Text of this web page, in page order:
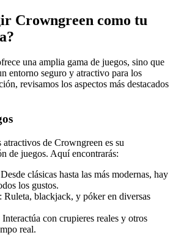
Crowngreen como tu
una amplia gama de juegos, sino que
entorno seguro y atractivo para los
revisamos los aspectos más destacados
de Crowngreen es su
de juegos. Aquí encontrarás:
clásicas hasta las más modernas, hay
los gustos.
Ruleta, blackjack, y póker en diversas
con crupieres reales y otros
real.